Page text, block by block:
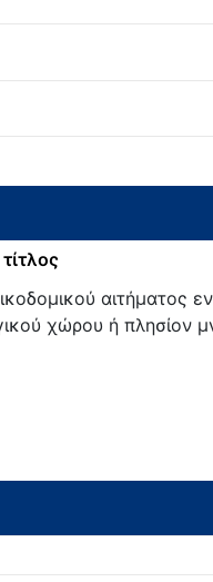
αιτήματος
χώρου ή πλησίον